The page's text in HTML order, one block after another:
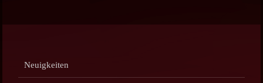
Neuigkeiten